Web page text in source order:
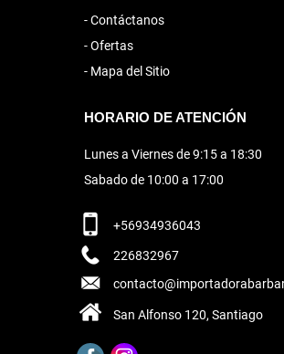
Contáctanos
Ofertas
Mapa del Sitio
HORARIO DE ATENCIÓN
Lunes a Viernes de 9:15 a 18:30
Sabado de 10:00 a 17:00
+56934936043
226832967
San Alfonso 120, Santiago